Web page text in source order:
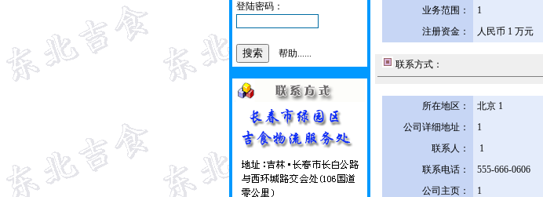
登陆密码：
帮助......
业务范围：
1
注册资金：
人民币 1 万元
联系方式：
所在地区： 北京 1
公司详细地址：
1
联系人：
1
联系电话：
555-666-0606
公司主页：
1